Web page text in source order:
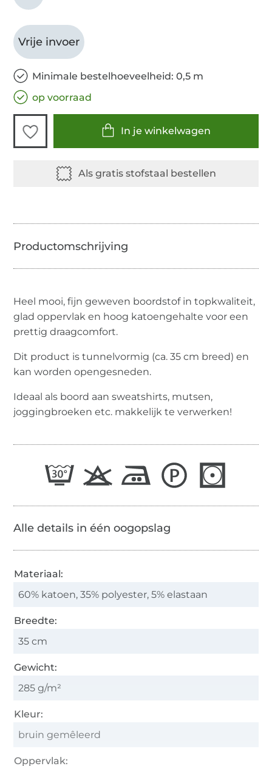
Vrije invoer
Minimale bestelhoeveelheid: 0,5 m
op voorraad
In je winkelwagen
Heel mooi, fijn geweven boordstof in topkwaliteit,
glad oppervlak en hoog katoengehalte voor een
prettig draagcomfort.
Dit product is tunnelvormig (ca. 35 cm breed) en
kan worden opengesneden.
Ideaal als boord aan sweatshirts, mutsen,
joggingbroeken etc. makkelijk te verwerken!
Alle details in één oogopslag
Materiaal:
60% katoen, 35% polyester, 5% elastaan
Breedte:
35 cm
Gewicht:
285 g/m²
Kleur:
bruin gemêleerd
Oppervlak: